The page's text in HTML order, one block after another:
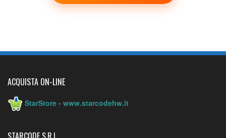
ACQUISTA ON-LINE
StarStore - www.starcodehw.it